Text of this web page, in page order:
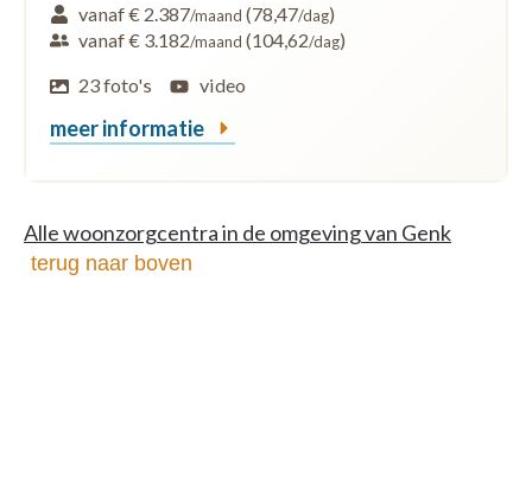
vanaf € 2.387/maand (78,47/dag)
vanaf € 3.182/maand (104,62/dag)
23 foto's
video
meer informatie
Alle woonzorgcentra in de omgeving van Genk
terug naar boven